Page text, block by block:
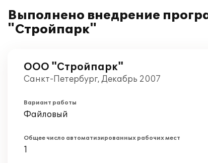
Выполнено внедрение
"Стройпарк"
ООО "Стройпарк"
Санкт-Петербург, Декабрь 2007
Вариант работы
Файловый
Общее число автоматизированных рабочих мест
1